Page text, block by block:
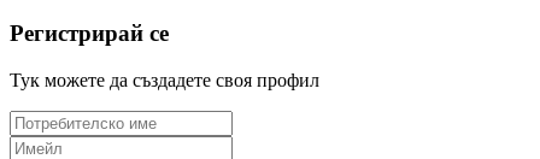
Регистрирай се
Тук можете да създадете своя профил